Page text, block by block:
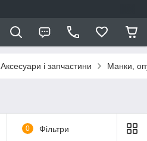
Аксесуари і запчастини Манки,
0 Фільтри